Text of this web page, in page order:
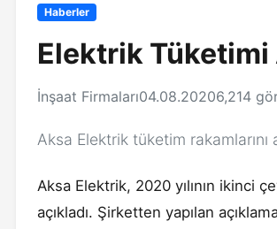
Haberler
Elektrik Tüketimi
İnşaat Firmaları04.08.20206,214
Aksa Elektrik tüketim
Aksa Elektrik, 2020 yılının ikinci
açıkladı. Şirketten yapılan